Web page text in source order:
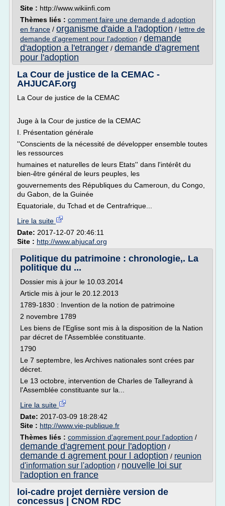
Site : http://www.wikiinfi.com
Thèmes liés : comment faire une demande d adoption
en france / organisme d'aide a l'adoption / lettre de
demande d'agrement pour l'adoption / demande
d'adoption a l'etranger / demande d'agrement
pour l'adoption
La Cour de justice de la CEMAC -
AHJUCAF.org
La Cour de justice de la CEMAC
Juge à la Cour de justice de la CEMAC
I. Présentation générale
''Conscients de la nécessité de développer ensemble toutes
les ressources
humaines et naturelles de leurs Etats'' dans l'intérêt du
bien-être général de leurs peuples, les
gouvernements des Républiques du Cameroun, du Congo,
du Gabon, de la Guinée
Equatoriale, du Tchad et de Centrafrique...
Lire la suite
Date: 2017-12-07 20:46:11
Site : http://www.ahjucaf.org
Politique du patrimoine : chronologie,. La
politique du ...
Dossier mis à jour le 10.03.2014
Article mis à jour le 20.12.2013
1789-1830 : Invention de la notion de patrimoine
2 novembre 1789
Les biens de l'Eglise sont mis à la disposition de la Nation
par décret de l'Assemblée constituante.
1790
Le 7 septembre, les Archives nationales sont crées par
décret.
Le 13 octobre, intervention de Charles de Talleyrand à
l'Assemblée constituante sur la...
Lire la suite
Date: 2017-03-09 18:28:42
Site : http://www.vie-publique.fr
Thèmes liés : commission d'agrement pour l'adoption /
demande d'agrement pour l'adoption /
demande d agrement pour l adoption / reunion
d'information sur l'adoption / nouvelle loi sur
l'adoption en france
loi-cadre projet dernière version de
concessus | CNOM RDC